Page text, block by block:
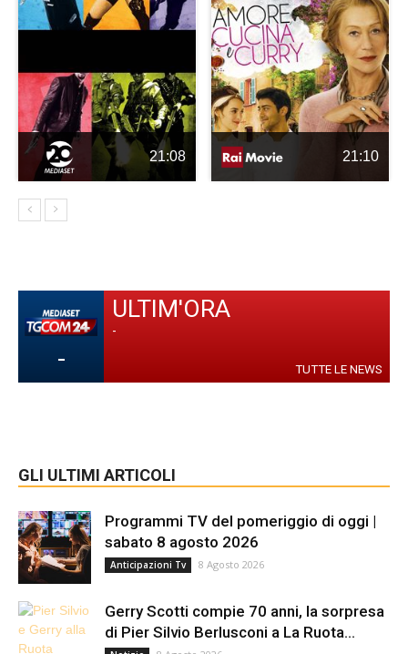
21:08 21:10
-
ULTIM'ORA
-
TUTTE LE NEWS
GLI ULTIMI ARTICOLI
Programmi TV del pomeriggio di oggi |
sabato 8 agosto 2026
Anticipazioni Tv 8 Agosto 2026
Gerry Scotti compie 70 anni, la sorpresa
di Pier Silvio Berlusconi a La Ruota...